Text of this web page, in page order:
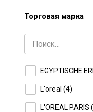
Торговая марка
EGYPTISCHE
L'oreal (4)
L'OREAL PARIS